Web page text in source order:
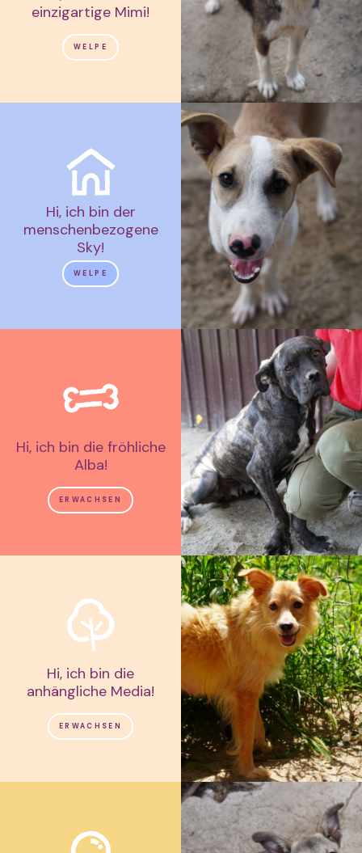
einzigartige Mimi!
WELPE
Hi, ich bin der
menschenbezogene
Sky!
WELPE
Hi, ich bin die fröhliche
Alba!
ERWACHSEN
Hi, ich bin die
anhängliche Media!
ERWACHSEN